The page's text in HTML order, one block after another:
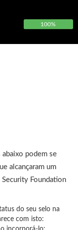
100%
abaixo podem se
alcançaram um
Foundation
do seu selo na
com isto: